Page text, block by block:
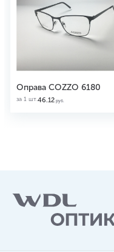
Оправа COZZO 6180
за 1 шт.46.12 руб.